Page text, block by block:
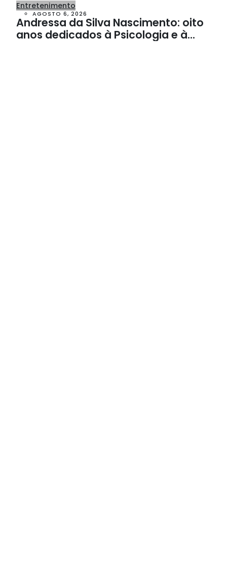
Entretenimento
AGOSTO 6, 2026
Andressa da Silva Nascimento: oito
anos dedicados à Psicologia e à